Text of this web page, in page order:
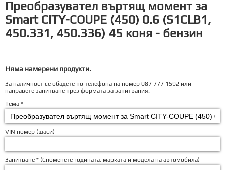
Преобразувател въртящ момент за
Smart CITY-COUPE (450) 0.6 (S1CLB1,
450.331, 450.336) 45 коня - бензин
Няма намерени продукти.
За наличност се обадете по телефона на номер 087 777 1592 или
направете запитване през формата за запитвания.
Тема *
VIN номер (шаси)
Запитване * (Споменете годината, марката и модела на автомобила)